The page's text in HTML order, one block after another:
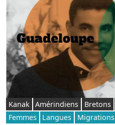
Kanak Amérindiens Bretons
Femmes
Langues Migrations